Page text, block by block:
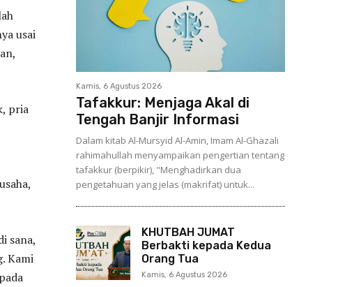
usai
pria
sana,
Kami
Kamis, 6 Agustus 2026
Tafakkur: Menjaga Akal di
Tengah Banjir Informasi
Dalam kitab Al-Mursyid Al-Amin, Imam Al-Ghazali
rahimahullah menyampaikan pengertian tentang
tafakkur (berpikir), "Menghadirkan dua
pengetahuan yang jelas (makrifat) untuk...
KHUTBAH JUMAT
Berbakti kepada Kedua
Orang Tua
Kamis, 6 Agustus 2026